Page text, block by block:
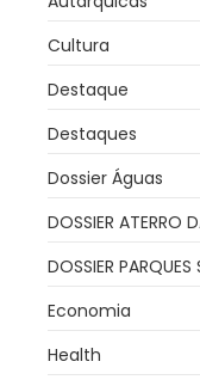
Cultura
Destaque
Destaques
Dossier Águas
DOSSIER ATERRO
DOSSIER
Economia
Health